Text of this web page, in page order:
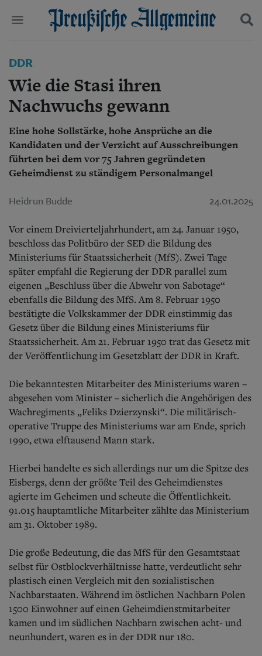
Start
Wer wir sind
Aktuelle Ausgabe
Abonnenten-Login
Abonnent werden
Abo Prämien
Archiv
Mediadaten
Wirtschaft
Panorama
Gesellschaft
Leben
Geschichte
Ostpreußen
Pommern
Berlin-Brandenburg
Kontakt
Impressum
Suchen und finden
DDR
Wie die Stasi ihren
Nachwuchs gewann
Eine hohe Sollstärke, hohe Ansprüche an die
Kandidaten und der Verzicht auf Ausschreibungen
führten bei dem vor 75 Jahren gegründeten
Geheimdienst zu ständigem Personalmangel
Heidrun Budde 24.01.2025
Vor einem Dreivierteljahrhundert, am 24. Januar 1950,
beschloss das Politbüro der SED die Bildung des
Ministeriums für Staatssicherheit (MfS). Zwei Tage
später empfahl die Regierung der DDR parallel zum
eigenen „Beschluss über die Abwehr von Sabotage“
ebenfalls die Bildung des MfS. Am 8. Februar 1950
bestätigte die Volkskammer der DDR einstimmig das
Gesetz über die Bildung eines Ministeriums für
Staatssicherheit. Am 21. Februar 1950 trat das Gesetz mit
der Veröffentlichung im Gesetzblatt der DDR in Kraft.
Die bekanntesten Mitarbeiter des Ministeriums waren –
abgesehen vom Minister – sicherlich die Angehörigen des
Wachregiments „Feliks Dzierzynski“. Die militärisch-
operative Truppe des Ministeriums war am Ende, sprich
1990, etwa elftausend Mann stark.
Hierbei handelte es sich allerdings nur um die Spitze des
Eisbergs, denn der größte Teil des Geheimdienstes
agierte im Geheimen und scheute die Öffentlichkeit.
91.015 hauptamtliche Mitarbeiter zählte das Ministerium
am 31. Oktober 1989.
Die große Bedeutung, die das MfS für den Gesamtstaat
selbst für Ostblockverhältnisse hatte, verdeutlicht sehr
plastisch einen Vergleich mit den sozialistischen
Nachbarstaaten. Während im östlichen Nachbarn Polen
1500 Einwohner auf einen Geheimdienstmitarbeiter
kamen und im südlichen Nachbarn zwischen acht- und
neunhundert, waren es in der DDR nur 180.